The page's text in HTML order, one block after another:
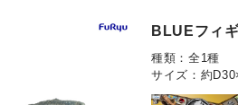
BLUEフィ
種類：全1種
サイズ：約